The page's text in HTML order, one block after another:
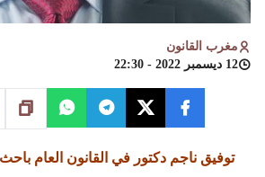
مغرب القانون
12 ديسمبر 2022 - 22:30
توفيق ناجم دكتور في القانون العام باحث